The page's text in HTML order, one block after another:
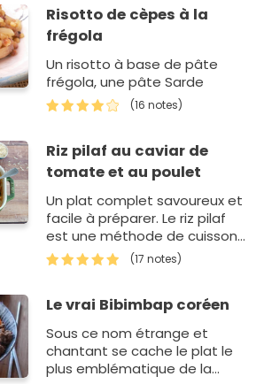
Risotto de cèpes à la
frégola
Un risotto à base de pâte
frégola, une pâte Sarde
(16 notes)
Riz pilaf au caviar de
tomate et au poulet
Un plat complet savoureux et
facile à préparer. Le riz pilaf
est une méthode de cuisson
du riz au four, avec d'autres
ingrédients telles…
(17 notes)
Le vrai Bibimbap coréen
Sous ce nom étrange et
chantant se cache le plat le
plus emblématique de la